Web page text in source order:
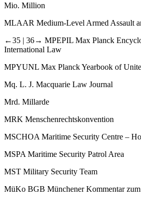
Mio. Million
MLAAR Medium-​Level Armed Assault
←35 | 36→ MPEPIL Max Planck
International Law
MPYUNL Max Planck Yearbook of
Mq. L. J. Macquarie Law Journal
Mrd. Millarde
MRK Menschenrechtskonvention
MSCHOA Maritime Security Centre –​
MSPA Maritime Security Patrol Area
MST Military Security Team
MüKo BGB Münchener Kommentar